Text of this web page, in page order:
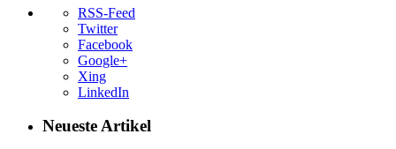
RSS-Feed
Twitter
Facebook
Google+
Xing
LinkedIn
Neueste Artikel